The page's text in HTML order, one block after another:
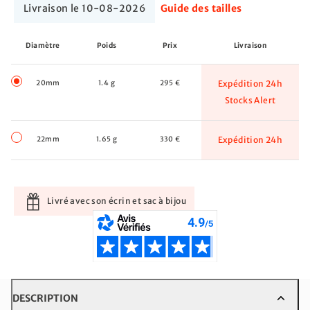
Livraison le 10-08-2026 Guide des tailles
Diamètre Poids Prix Livraison
20mm 1.4 g 295 €
Expédition 24h
Stocks Alert
22mm 1.65 g 330 € Expédition 24h
Livré avec son écrin et sac à bijou
DESCRIPTION